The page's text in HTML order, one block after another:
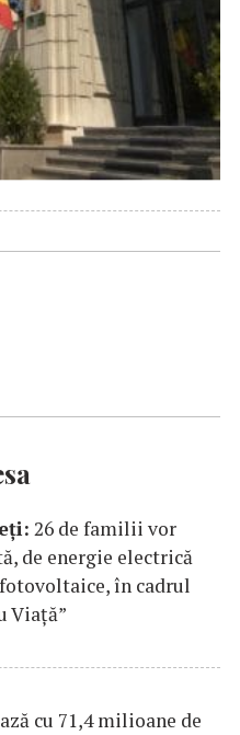
26 de familii vor
de energie electrică
în cadrul
Viață”
cu 71,4 milioane de